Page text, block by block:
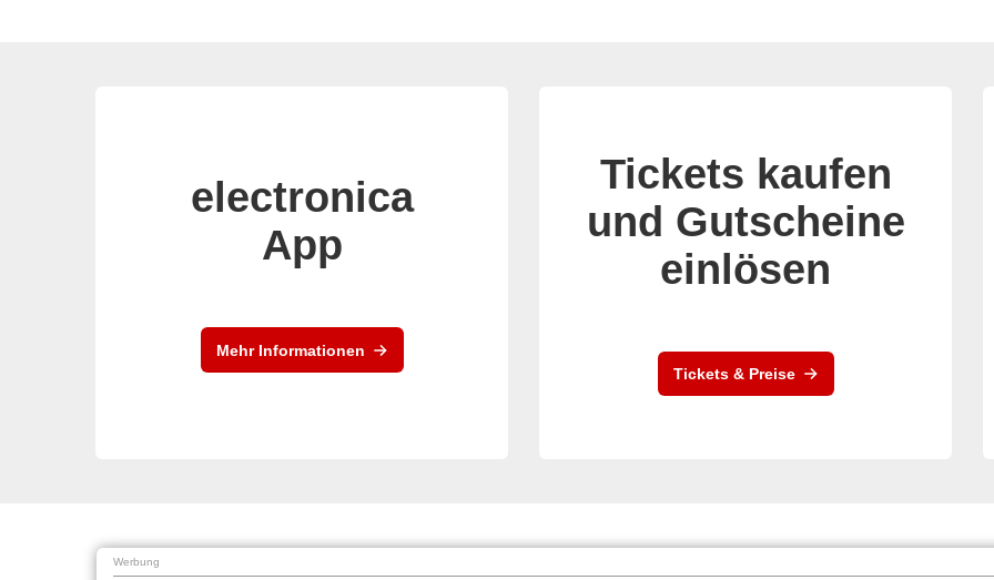
electronica
App
Mehr Informationen
Tickets kaufen
und Gutscheine
einlösen
Tickets & Preise
Werbung